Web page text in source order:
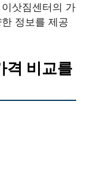
삿짐센터의 가
정보를 제공
격 비교를